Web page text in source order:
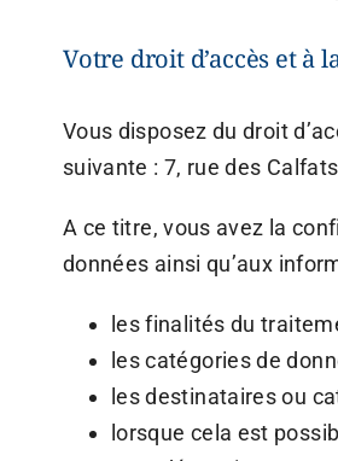
Votre droit d’accès et à
Vous disposez du droit
suivante : 7, rue des
A ce titre, vous avez la
données ainsi qu’aux
les finalités du
les catégories de
les destinataires ou
lorsque cela est